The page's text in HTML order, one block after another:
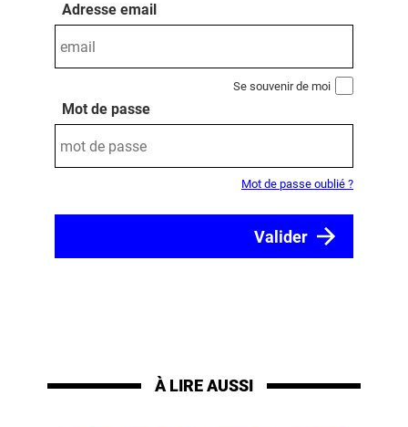
Adresse email
Se souvenir de moi
Mot de passe
Mot de passe oublié ?
À LIRE AUSSI